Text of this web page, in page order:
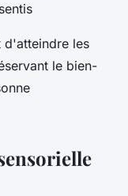
d'atteindre les
le bien-